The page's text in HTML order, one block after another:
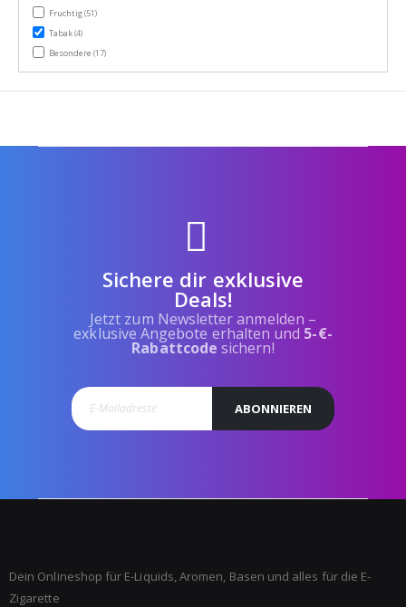
Fruchtig(51)items
Tabak(4)items
Besondere(17)items
Sichere dir exklusive
Deals!
Jetzt zum Newsletter anmelden –
exklusive Angebote erhalten und 5-€-
Rabattcode sichern!
ABONNIEREN
Dein Onlineshop für E-Liquids, Aromen, Basen und alles für die E-
Zigarette